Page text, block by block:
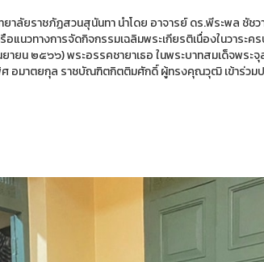
ลัยราชภัฏสวนสุนันทา นำโดย อาจารย์ ดร.พีระพล ชัช
แนวทางการจัดกิจกรรมเฉลิมพระเกียรติเนื่องในวาระ
ยน ๒๕๖๖) พระอรรคชายาเธอ ในพระบาทสมเด็จพระจุ
อมาตยกุล ราชบัณฑิตกิตติมศักดิ์ ผู้ทรงคุณวุฒิ เข้าร่ว